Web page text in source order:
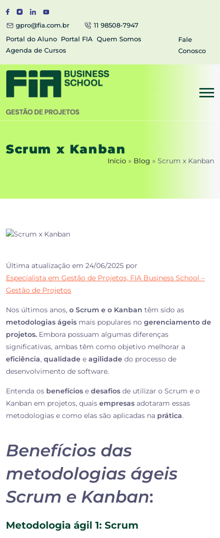
gpro@fia.com.br
11 98508-7947
Portal do Aluno Portal FIA Quem Somos
Agenda de Cursos
Fale
Conosco
Scrum x Kanban
Início » Blog » Scrum x Kanban
Última atualização em 24/06/2025 por
Especialista em Gestão de Projetos, FIA Business School –
Gestão de Projetos
Nos últimos anos, o Scrum e o Kanban têm sido as
metodologias ágeis mais populares no gerenciamento de
projetos. Embora possuam algumas diferenças
significativas, ambas têm como objetivo melhorar a
eficiência, qualidade e agilidade do processo de
desenvolvimento de software.
Entenda os benefícios e desafios de utilizar o Scrum e o
Kanban em projetos, quais empresas adotaram essas
metodologias e como elas são aplicadas na prática.
Benefícios das
metodologias ágeis
Scrum e Kanban:
Metodologia ágil 1: Scrum